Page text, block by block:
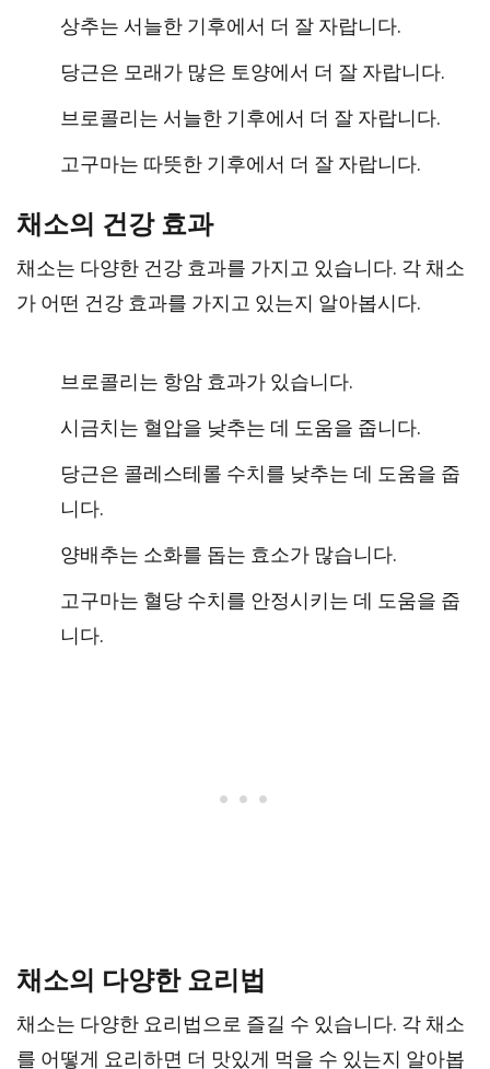
상추는 서늘한 기후에서 더 잘 자랍니다.
당근은 모래가 많은 토양에서 더 잘 자랍니다.
브로콜리는 서늘한 기후에서 더 잘 자랍니다.
고구마는 따뜻한 기후에서 더 잘 자랍니다.
채소의 건강 효과
채소는 다양한 건강 효과를 가지고 있습니다. 각 채소
가 어떤 건강 효과를 가지고 있는지 알아봅시다.
브로콜리는 항암 효과가 있습니다.
시금치는 혈압을 낮추는 데 도움을 줍니다.
당근은 콜레스테롤 수치를 낮추는 데 도움을 줍
니다.
양배추는 소화를 돕는 효소가 많습니다.
고구마는 혈당 수치를 안정시키는 데 도움을 줍
니다.
채소의 다양한 요리법
채소는 다양한 요리법으로 즐길 수 있습니다. 각 채소
를 어떻게 요리하면 더 맛있게 먹을 수 있는지 알아봅